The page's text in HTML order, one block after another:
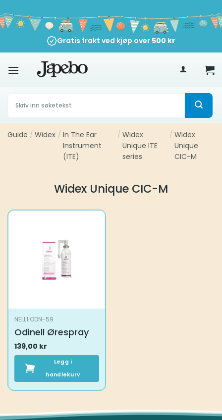
to
content
Gratis frakt ved kjøp over 500 kr
Søk
etter:
Guide / Widex / In The Ear
Instrument
(ITE)
/ Widex
Unique ITE
series
/ Widex
Unique
CIC-M
Widex Unique CIC-M
NELL1 ODN-59
Odinell Ørespray
139,00 kr
Legg i
handlekurv